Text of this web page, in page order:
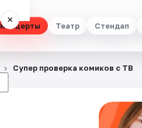
Концерты Театр Стендап
×
☾
Супер проверка комиков с ТВ